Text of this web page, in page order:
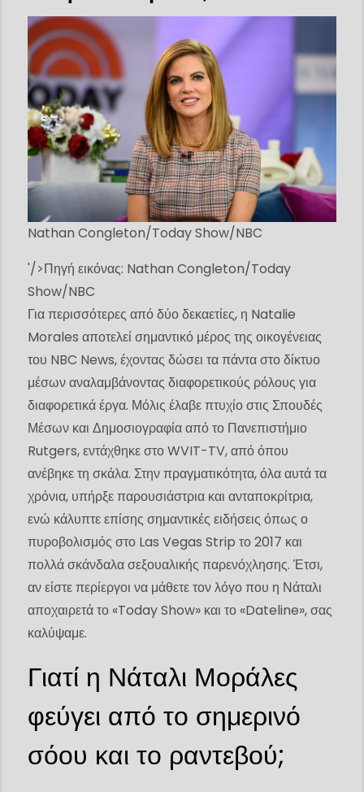
Nathan Congleton/Today Show/NBC
'/>Πηγή εικόνας: Nathan Congleton/Today
Show/NBC
Για περισσότερες από δύο δεκαετίες, η Natalie
Morales αποτελεί σημαντικό μέρος της οικογένειας
του NBC News, έχοντας δώσει τα πάντα στο δίκτυο
μέσων αναλαμβάνοντας διαφορετικούς ρόλους για
διαφορετικά έργα. Μόλις έλαβε πτυχίο στις Σπουδές
Μέσων και Δημοσιογραφία από το Πανεπιστήμιο
Rutgers, εντάχθηκε στο WVIT-TV, από όπου
ανέβηκε τη σκάλα. Στην πραγματικότητα, όλα αυτά τα
χρόνια, υπήρξε παρουσιάστρια και ανταποκρίτρια,
ενώ κάλυπτε επίσης σημαντικές ειδήσεις όπως ο
πυροβολισμός στο Las Vegas Strip το 2017 και
πολλά σκάνδαλα σεξουαλικής παρενόχλησης. Έτσι,
αν είστε περίεργοι να μάθετε τον λόγο που η Νάταλι
αποχαιρετά το «Today Show» και το «Dateline», σας
καλύψαμε.
Γιατί η Νάταλι Μοράλες
φεύγει από το σημερινό
σόου και το ραντεβού;